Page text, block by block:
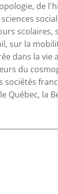
de
scolaires,
sur la
dans la vie
du
sociétés
Québec, la